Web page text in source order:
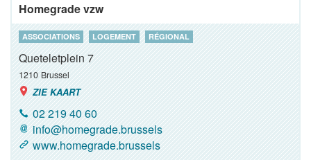
Homegrade vzw
ASSOCIATIONS LOGEMENT RÉGIONAL
Queteletplein 7
1210 Brussel
ZIE KAART
02 219 40 60
info@homegrade.brussels
www.homegrade.brussels